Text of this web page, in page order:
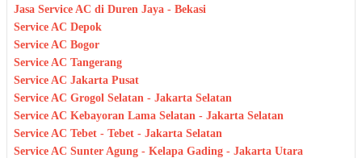
Jasa Service AC di Duren Jaya - Bekasi
Service AC Depok
Service AC Bogor
Service AC Tangerang
Service AC Jakarta Pusat
Service AC Grogol Selatan - Jakarta Selatan
Service AC Kebayoran Lama Selatan - Jakarta Selatan
Service AC Tebet - Tebet - Jakarta Selatan
Service AC Sunter Agung - Kelapa Gading - Jakarta Utara